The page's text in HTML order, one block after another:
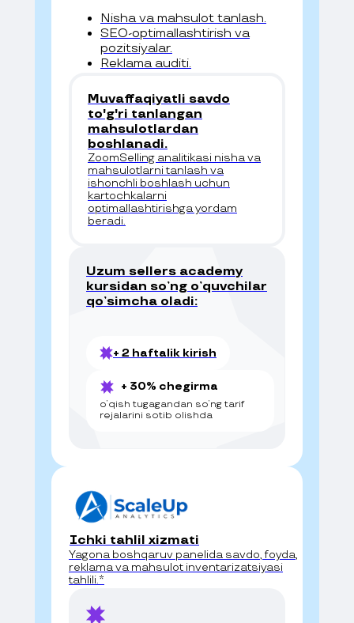
Nisha va mahsulot tanlash.
SEO-optimallashtirish va
pozitsiyalar.
Reklama auditi.
Muvaffaqiyatli savdo
to'g'ri tanlangan
mahsulotlardan
boshlanadi.
ZoomSelling analitikasi nisha va
mahsulotlarni tanlash va
ishonchli boshlash uchun
kartochkalarni
optimallashtirishga yordam
beradi.
Uzum sellers academy
kursidan soʼng oʼquvchilar
qoʼsimcha oladi:
+ 2 haftalik kirish
oʼqish tugagandan soʼng tarif
rejalarini sotib olishda
+ 30% chegirma
Ichki tahlil xizmati
Yagona boshqaruv panelida savdo, foyda,
reklama va mahsulot inventarizatsiyasi
tahlili.*